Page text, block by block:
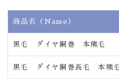
商品名（Name）
黒毛 ダイヤ銅巻 本熊毛
黒毛 ダイヤ銅巻長毛 本熊毛